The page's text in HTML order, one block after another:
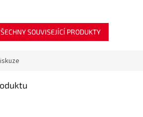
SOUVISEJÍCÍ PRODUKTY